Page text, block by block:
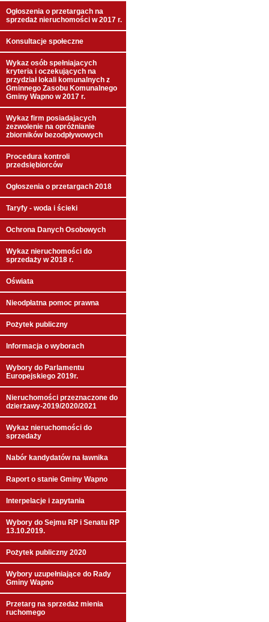
Ogłoszenia o przetargach na
sprzedaż nieruchomości w 2017 r.
Konsultacje społeczne
Wykaz osób spełniajacych
kryteria i oczekujących na
przydział lokali komunalnych z
Gminnego Zasobu Komunalnego
Gminy Wapno w 2017 r.
Wykaz firm posiadajacych
zezwolenie na opróżnianie
zbiorników bezodpływowych
Procedura kontroli
przedsiębiorców
Ogłoszenia o przetargach 2018
Taryfy - woda i ścieki
Ochrona Danych Osobowych
Wykaz nieruchomości do
sprzedaży w 2018 r.
Oświata
Nieodpłatna pomoc prawna
Pożytek publiczny
Informacja o wyborach
Wybory do Parlamentu
Europejskiego 2019r.
Nieruchomości przeznaczone do
dzierżawy-2019/2020/2021
Wykaz nieruchomości do
sprzedaży
Nabór kandydatów na ławnika
Raport o stanie Gminy Wapno
Interpelacje i zapytania
Wybory do Sejmu RP i Senatu RP
13.10.2019.
Pożytek publiczny 2020
Wybory uzupełniające do Rady
Gminy Wapno
Przetarg na sprzedaż mienia
ruchomego